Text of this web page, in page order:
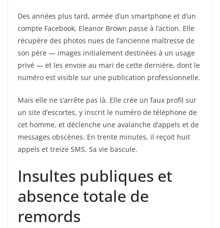
Des années plus tard, armée d’un smartphone et d’un
compte Facebook, Eleanor Brown passe à l’action. Elle
récupère des photos nues de l’ancienne maîtresse de
son père — images initialement destinées à un usage
privé — et les envoie au mari de cette dernière, dont le
numéro est visible sur une publication professionnelle.
Mais elle ne s’arrête pas là. Elle crée un faux profil sur
un site d’escortes, y inscrit le numéro de téléphone de
cet homme, et déclenche une avalanche d’appels et de
messages obscènes. En trente minutes, il reçoit huit
appels et treize SMS. Sa vie bascule.
Insultes publiques et
absence totale de
remords